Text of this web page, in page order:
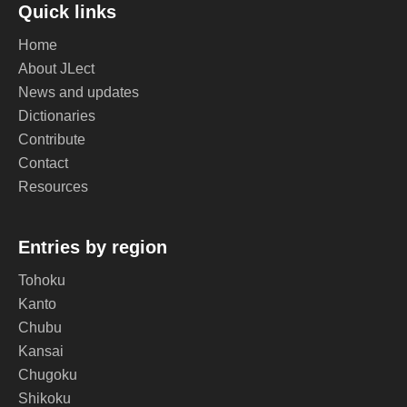
Quick links
Home
About JLect
News and updates
Dictionaries
Contribute
Contact
Resources
Entries by region
Tohoku
Kanto
Chubu
Kansai
Chugoku
Shikoku